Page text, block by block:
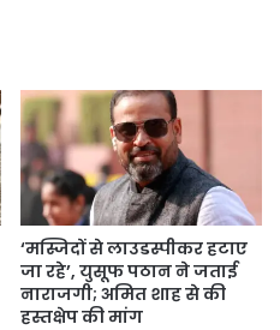
‘मस्जिदों से लाउडस्पीकर हटाए
जा रहे’, युसूफ पठान ने जताई
नाराजगी; अमित शाह से की
हस्तक्षेप की मांग